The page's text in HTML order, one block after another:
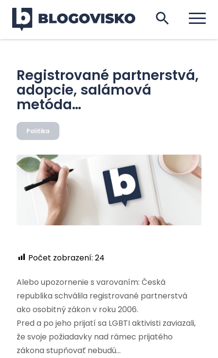
Registrované partnerstvá,
adopcie, salámová
metóda…
Politika
Počet zobrazení: 24
Alebo upozornenie s varovaním: Česká
republika schválila registrované partnerstvá
ako osobitný zákon v roku 2006.
Pred a po jeho prijatí sa LGBTI aktivisti zaviazali,
že svoje požiadavky nad rámec prijatého
zákona stupňovať nebudú…